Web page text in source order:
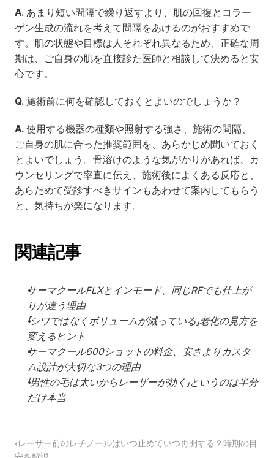
A. あまり短い間隔で繰り返すより、肌の回復とコラー
ゲン生成の流れを考えて間隔をあけるのがおすすめで
す。肌の状態や目標は人それぞれ異なるため、正確な周
期は、ご自身の肌を直接診た医師と相談して決めると安
心です。
Q. 施術前に何を確認しておくとよいのでしょうか？
A. 使用する機器の種類や照射する強さ、施術の間隔、
ご自身の肌に合った推奨範囲を、あらかじめ聞いておく
とよいでしょう。骨溶けのような気がかりがあれば、カ
ウンセリングで率直に伝え、施術後によくある反応と、
あらためて受診すべきサインもあわせて案内してもらう
と、気持ちが楽になります。
関連記事
サーマクールFLXとインモード、同じRFでも仕上が
りが違う理由
「シワではなくボリュームが減っている」老化の見方を
変えるヒント
サーマクール600ショットの料金、安さよりカスタ
ム設計が大切な3つの理由
「男性の毛は太いからレーザーが効く」というのは半分
だけ本当
‹レーザー前のレチノールはいつ止めていつ再開する？時期の目